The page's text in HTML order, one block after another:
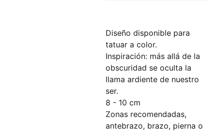
Diseño disponible para
tatuar a color.
Inspiración: más allá de la
obscuridad se oculta la
llama ardiente de nuestro
ser.
8 - 10 cm
Zonas recomendadas,
antebrazo, brazo, pierna o